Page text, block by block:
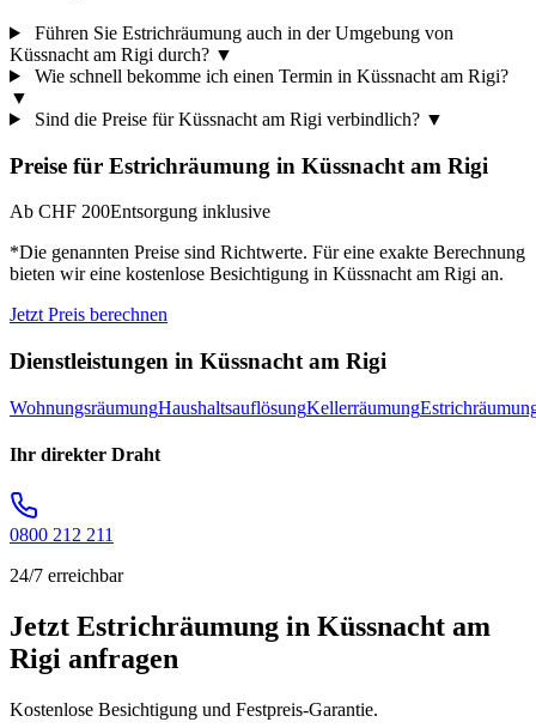
Führen Sie Estrichräumung auch in der Umgebung von
Küssnacht am Rigi durch? ▼
Wie schnell bekomme ich einen Termin in Küssnacht am Rigi?
▼
Sind die Preise für Küssnacht am Rigi verbindlich? ▼
Preise für Estrichräumung in Küssnacht am Rigi
Ab CHF 200Entsorgung inklusive
*Die genannten Preise sind Richtwerte. Für eine exakte Berechnung
bieten wir eine kostenlose Besichtigung in Küssnacht am Rigi an.
Jetzt Preis berechnen
Dienstleistungen in Küssnacht am Rigi
WohnungsräumungHaushaltsauflösungKellerräumung
Ihr direkter Draht
0800 212 211
24/7 erreichbar
Jetzt Estrichräumung in Küssnacht am
Rigi anfragen
Kostenlose Besichtigung und Festpreis-Garantie.